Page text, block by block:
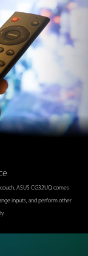
ASUS CG32UQ comes
inputs, and perform other